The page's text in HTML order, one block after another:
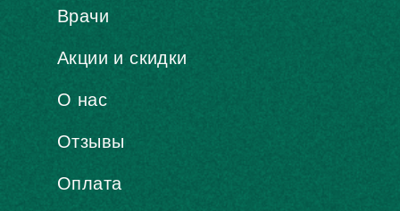
Врачи
Акции и скидки
О нас
Отзывы
Оплата